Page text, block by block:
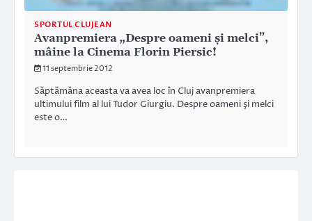
SPORTUL CLUJEAN
Avanpremiera „Despre oameni şi melci”,
mâine la Cinema Florin Piersic!
11 septembrie 2012
Săptămâna aceasta va avea loc în Cluj avanpremiera
ultimului film al lui Tudor Giurgiu. Despre oameni şi melci
este o…